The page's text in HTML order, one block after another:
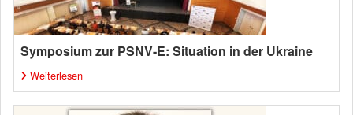
Symposium zur PSNV-E: Situation in der Ukraine
Weiterlesen